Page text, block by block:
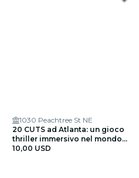
1030 Peachtree St NE
20 CUTS ad Atlanta: un gioco
thriller immersivo nel mondo
reale
10,00 USD